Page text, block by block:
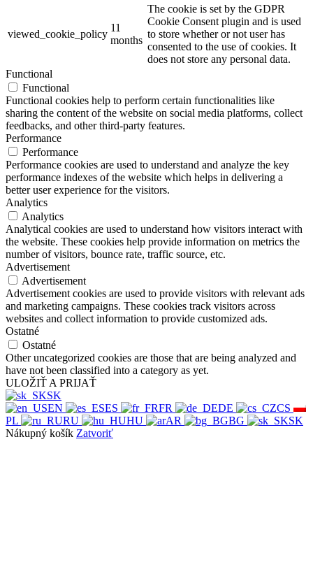
viewed_cookie_policy
11
months
The cookie is set by the GDPR
Cookie Consent plugin and is used
to store whether or not user has
consented to the use of cookies. It
does not store any personal data.
Functional
Functional
Functional cookies help to perform certain functionalities like
sharing the content of the website on social media platforms, collect
feedbacks, and other third-party features.
Performance
Performance
Performance cookies are used to understand and analyze the key
performance indexes of the website which helps in delivering a
better user experience for the visitors.
Analytics
Analytics
Analytical cookies are used to understand how visitors interact with
the website. These cookies help provide information on metrics the
number of visitors, bounce rate, traffic source, etc.
Advertisement
Advertisement
Advertisement cookies are used to provide visitors with relevant ads
and marketing campaigns. These cookies track visitors across
websites and collect information to provide customized ads.
Ostatné
Ostatné
Other uncategorized cookies are those that are being analyzed and
have not been classified into a category as yet.
ULOŽIŤ A PRIJAŤ
SK
EN
ES FR DE
CS
PL
RU HU AR BG
SK
Nákupný košík Zatvoriť